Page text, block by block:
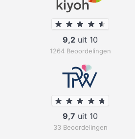
9,2 uit 10
1264 Beoordelingen
9,7 uit 10
33 Beoordelingen